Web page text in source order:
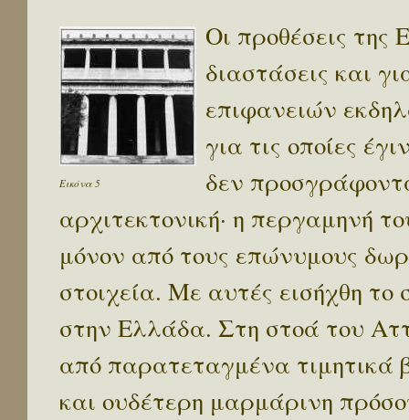
Εικόνα 5
Οι προθέσεις της
διαστάσεις και
επιφανειών
για τις οποίες
δεν
αρχιτεκτονική· η περγαμηνή
μόνον από τους επώνυμους
στοιχεία. Με αυτές εισήχθη
στην Ελλάδα. Στη στοά του
από παρατεταγμένα τιμητικά
και ουδέτερη μαρμάρινη